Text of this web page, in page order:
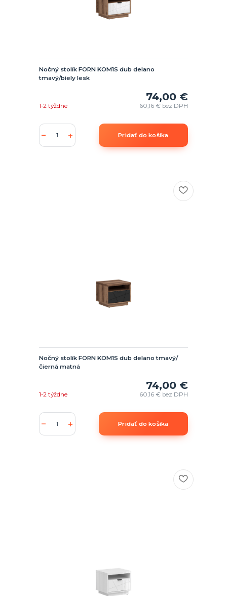
Nočný stolík FORN KOM1S dub delano
tmavý/biely lesk
74,00 €
60,16 € bez DPH
1-2 týždne
Pridať do košíka
Nočný stolík FORN KOM1S dub delano tmavý/
čierná matná
74,00 €
60,16 € bez DPH
1-2 týždne
Pridať do košíka